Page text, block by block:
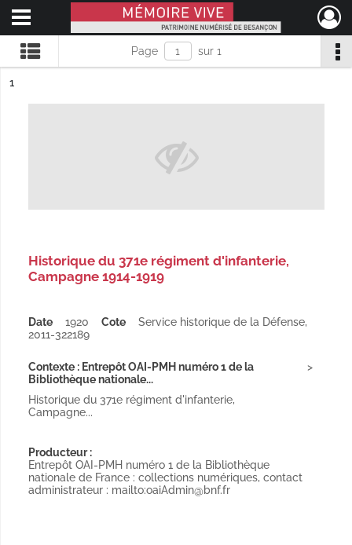
Mémoire Vive patrimoine numérisé de Besançon
Ouvrir le menu déroulant
Page sur 1
n°
1
Historique du 371e régiment d'infanterie,
Campagne 1914-1919
Date 1920 Cote
Service historique de la Défense,
2011-322189
Contexte : Entrepôt OAI-PMH numéro 1 de la
Bibliothèque nationale...
Historique du 371e régiment d'infanterie,
Campagne...
Producteur :
Entrepôt OAI-PMH numéro 1 de la Bibliothèque
nationale de France : collections numériques, contact
administrateur : mailto:oaiAdmin@bnf.fr